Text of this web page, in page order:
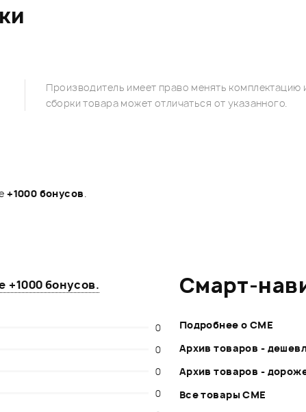
Производитель имеет право менять
сборки товара может отличаться от указанного.
+1000 бонусов.
+1000 бонусов.
0
0
0
0
Смарт-
Подробнее о CME
Архив товаров -
Архив товаров -
Все товары CME